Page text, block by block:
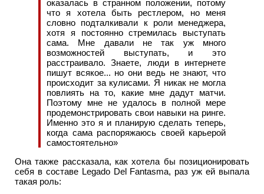
оказалась в странном положении, потому
что я хотела быть рестлером, но меня
словно подталкивали к роли менеджера,
хотя я постоянно стремилась выступать
сама. Мне давали не так уж много
возможностей выступать, и это
расстраивало. Знаете, люди в интернете
пишут всякое... но они ведь не знают, что
происходит за кулисами. Я никак не могла
повлиять на то, какие мне дадут матчи.
Поэтому мне не удалось в полной мере
продемонстрировать свои навыки на ринге.
Именно это я и планирую сделать теперь,
когда сама распоряжаюсь своей карьерой
самостоятельно»
Она также рассказала, как хотела бы позиционировать
себя в составе Legado Del Fantasma, раз уж ей выпала
такая роль: